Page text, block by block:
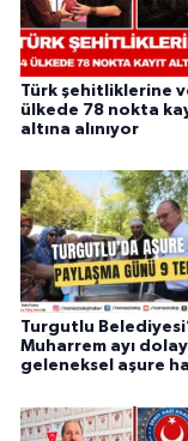
Türk şehitliklerine
ülkede 78 nokta
altına alınıyor
Turgutlu
Muharrem ayı
geleneksel aşure